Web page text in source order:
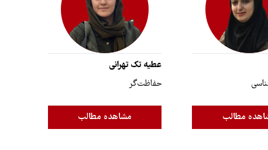
مطالب
عطیه تک تهرانی
حفاظت‌گر
مشاهده مطالب